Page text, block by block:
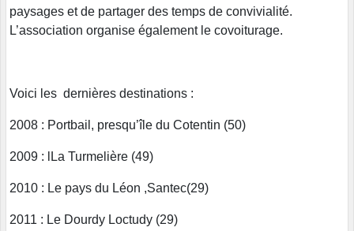
paysages et de partager des temps de convivialité.
L’association organise également le covoiturage.
Voici les dernières destinations :
2008 : Portbail, presqu’île du Cotentin (50)
2009 : lLa Turmelière (49)
2010 : Le pays du Léon ,Santec(29)
2011 : Le Dourdy Loctudy (29)